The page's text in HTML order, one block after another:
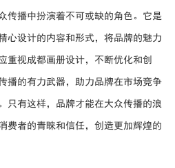
传播中扮演着不可或缺的角色。它是
心设计的内容和形式，将品牌的魅力
重视成都画册设计，不断优化和创
播的有力武器，助力品牌在市场竞争
只有这样，品牌才能在大众传播的浪
费者的青睐和信任，创造更加辉煌的